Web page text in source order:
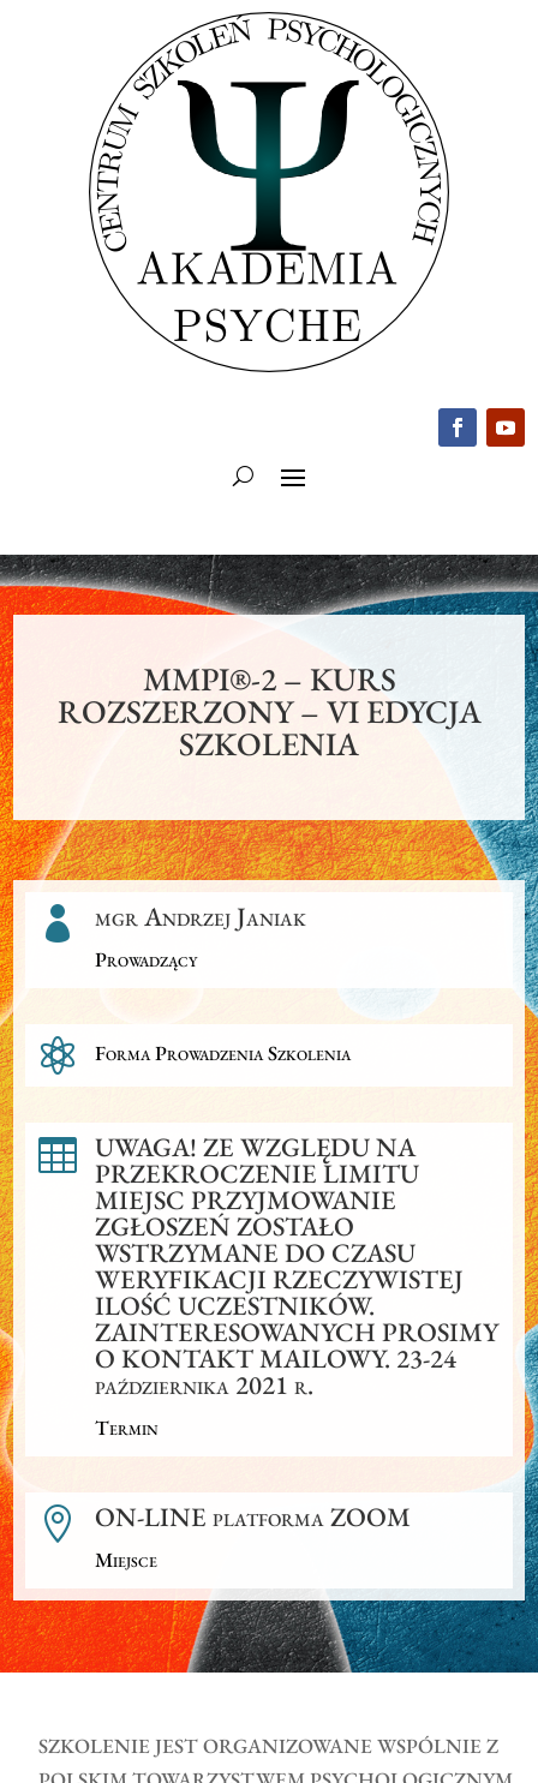
MMPI®-2 – KURS
ROZSZERZONY – VI EDYCJA
SZKOLENIA
 mgr Andrzej Janiak
Prowadzący
 Forma Prowadzenia Szkolenia
 UWAGA! ZE WZGLĘDU NA
PRZEKROCZENIE LIMITU
MIEJSC PRZYJMOWANIE
ZGŁOSZEŃ ZOSTAŁO
WSTRZYMANE DO CZASU
WERYFIKACJI RZECZYWISTEJ
ILOŚĆ UCZESTNIKÓW.
ZAINTERESOWANYCH PROSIMY
O KONTAKT MAILOWY. 23-24
października 2021 r.
Termin
 ON-LINE platforma ZOOM
Miejsce
SZKOLENIE JEST ORGANIZOWANE WSPÓLNIE Z